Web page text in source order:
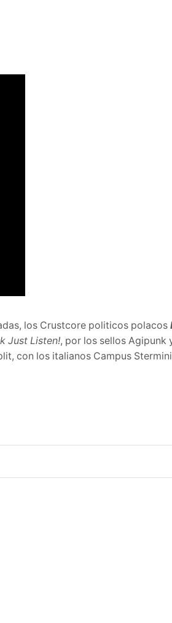
los Crustcore politicos polacos
Just Listen!, por los sellos Agipunk
con los italianos Campus